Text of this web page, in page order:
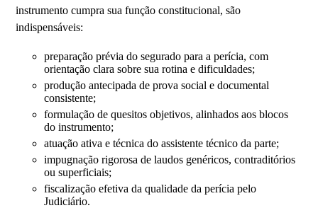
instrumento cumpra sua função constitucional, são
indispensáveis:
preparação prévia do segurado para a perícia, com
orientação clara sobre sua rotina e dificuldades;
produção antecipada de prova social e documental
consistente;
formulação de quesitos objetivos, alinhados aos blocos
do instrumento;
atuação ativa e técnica do assistente técnico da parte;
impugnação rigorosa de laudos genéricos, contraditórios
ou superficiais;
fiscalização efetiva da qualidade da perícia pelo
Judiciário.